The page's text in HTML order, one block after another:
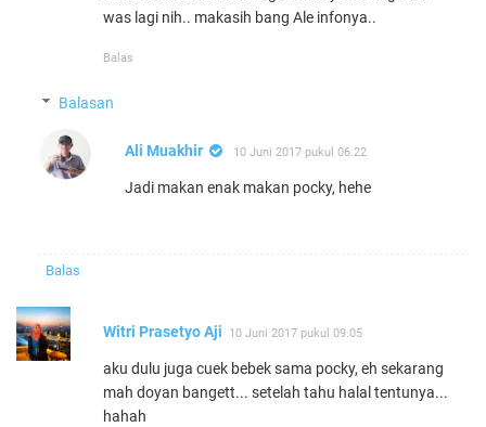
was lagi nih.. makasih bang Ale infonya..
Balas
Balasan
Ali Muakhir 10 Juni 2017 pukul 06.22
Jadi makan enak makan pocky, hehe
Balas
Witri Prasetyo Aji 10 Juni 2017 pukul 09.05
aku dulu juga cuek bebek sama pocky, eh sekarang
mah doyan bangett... setelah tahu halal tentunya...
hahah